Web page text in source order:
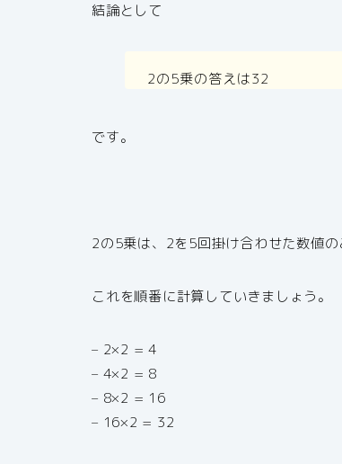
結論として
2の5乗の答えは32
です。
2の5乗は、2を5回掛け合わせた数値
これを順番に計算していきましょう。
– 2×2 = 4
– 4×2 = 8
– 8×2 = 16
– 16×2 = 32